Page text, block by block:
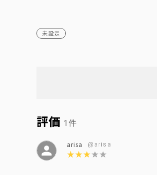
未設定
評価 1 件
arisa
@arisa